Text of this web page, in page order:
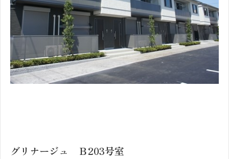
グリナージュ Ｂ203号室